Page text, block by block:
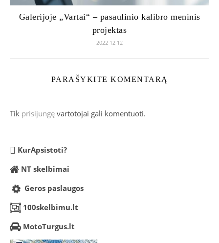
Galerijoje „Vartai“ – pasaulinio kalibro meninis
projektas
2022 12 12
PARAŠYKITE KOMENTARĄ
Tik prisijungę vartotojai gali komentuoti.
KurApsistoti?
NT skelbimai
Geros paslaugos
100skelbimu.lt
MotoTurgus.lt